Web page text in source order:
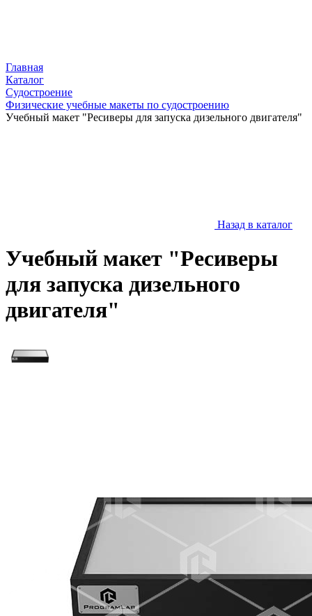
Главная
Каталог
Судостроение
Физические учебные макеты по судостроению
Учебный макет "Ресиверы для запуска дизельного двигателя"
Назад в каталог
Учебный макет "Ресиверы
для запуска дизельного
двигателя"